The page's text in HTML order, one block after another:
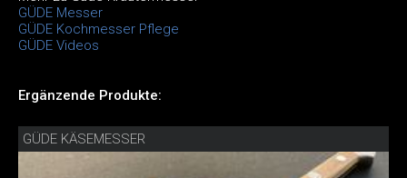
GÜDE Messer
GÜDE Kochmesser Pflege
GÜDE Videos
Ergänzende Produkte:
GÜDE KÄSEMESSER